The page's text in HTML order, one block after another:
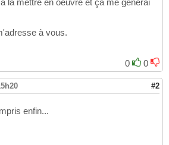
la mettre en oeuvre et ça me génerai
à vous.
0
0
#2
enfin...